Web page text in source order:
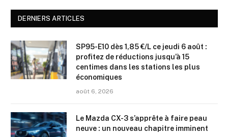
DERNIERS ARTICLES
SP95-E10 dès 1,85 €/L ce jeudi 6 août :
profitez de réductions jusqu’à 15
centimes dans les stations les plus
économiques
août 6, 2026
Le Mazda CX-3 s’apprête à faire peau
neuve : un nouveau chapitre imminent